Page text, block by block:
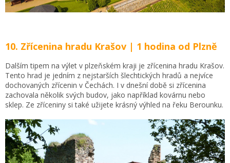
10. Zřícenina hradu Krašov | 1 hodina od Plzně
Dalším tipem na výlet v plzeňském kraji je zřícenina hradu Krašov.
Tento hrad je jedním z nejstarších šlechtických hradů a nejvíce
dochovaných zřícenin v Čechách. I v dnešní době si zřícenina
zachovala několik svých budov, jako například kovárnu nebo
sklep. Ze zříceniny si také užijete krásný výhled na řeku Berounku.